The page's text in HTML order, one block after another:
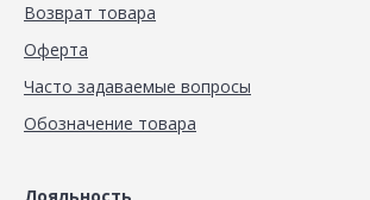
Возврат товара
Оферта
Часто задаваемые вопросы
Обозначение товара